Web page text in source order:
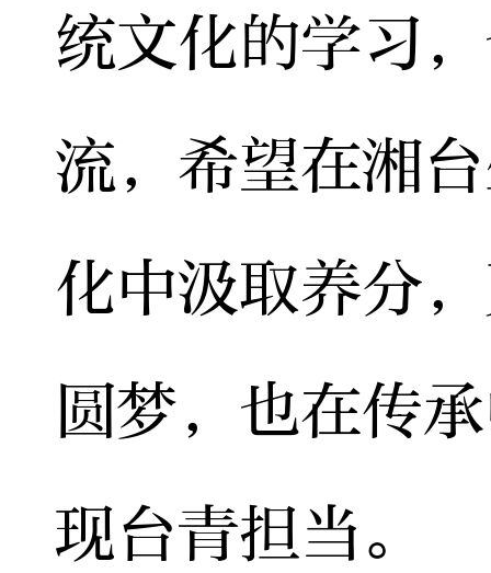
统文化的学习
流，希望在湘
化中汲取养分
圆梦，也在传
现台青担当。